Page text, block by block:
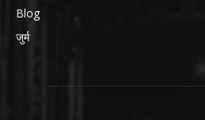
Blog
जुर्म